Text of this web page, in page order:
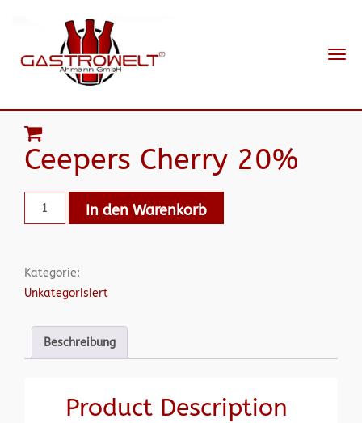
Ceepers Cherry 20%
In den Warenkorb
Kategorie:
Unkategorisiert
Beschreibung
Product Description